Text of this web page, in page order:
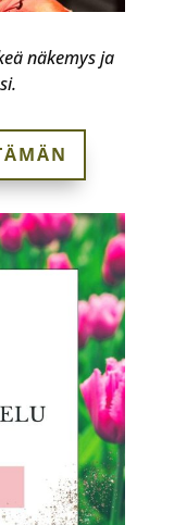
näkemys ja